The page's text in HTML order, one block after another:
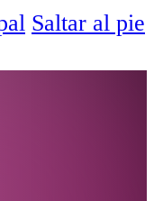
Saltar al pie